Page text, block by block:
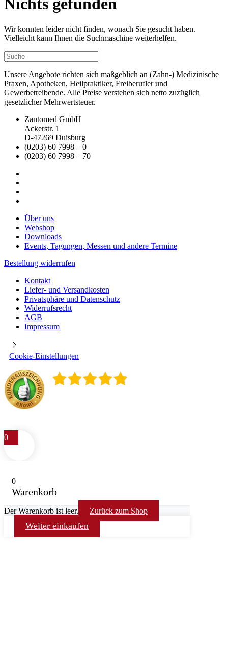
Nichts gefunden
Wir konnten leider nicht finden, wonach Sie gesucht haben.
Vielleicht kann Ihnen die Suchmaschine weiterhelfen.
Unsere Angebote richten sich maßgeblich an (Zahn-) Medizinische
Praxen, Apotheken, Heilpraktiker, Freiberufler und
Gewerbetreibende. Alle Preise verstehen sich netto zuzüglich
gesetzlicher Mehrwertsteuer.
Zantomed GmbH
Ackerstr. 1
D-47269 Duisburg
(0203) 60 7998 – 0
(0203) 60 7998 – 70
Über uns
Webshop
Downloads
Events, Tagungen, Messen und andere Termine
Bestellung widerrufen
Kontakt
Liefer- und Versandkosten
Privatsphäre und Datenschutz
Widerrufsrecht
AGB
Impressum
Cookie-Einstellungen
0
0
Warenkorb
Der Warenkorb ist leer. Zurück zum Shop
Weiter einkaufen